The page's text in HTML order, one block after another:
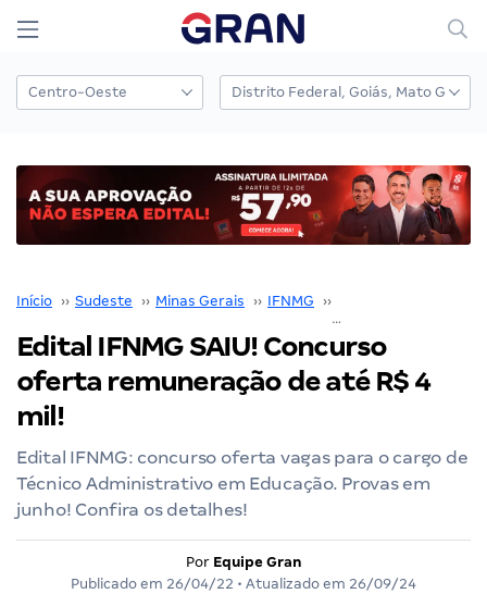
Início ›› Sudeste ›› Minas Gerais ›› IFNMG ››
Edital IFNMG SAIU! Concurso
oferta remuneração de até R$ 4
mil!
Edital IFNMG: concurso oferta vagas para o cargo de
Técnico Administrativo em Educação. Provas em
junho! Confira os detalhes!
Por Equipe Gran
Publicado em 26/04/22 • Atualizado em 26/09/24